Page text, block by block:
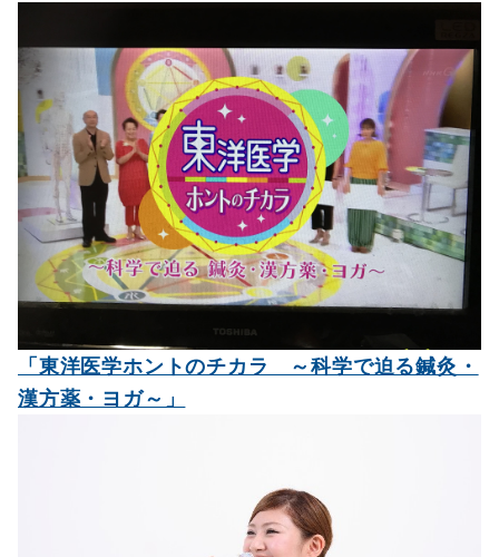
「東洋医学ホントのチカラ ～科学で迫る鍼灸・
漢方薬・ヨガ～」